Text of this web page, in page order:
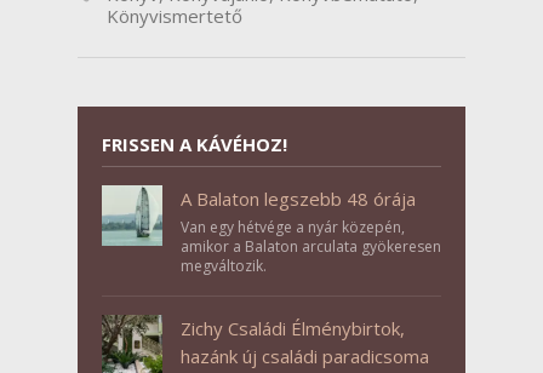
Könyvismertető
FRISSEN A KÁVÉHOZ!
A Balaton legszebb 48 órája
Van egy hétvége a nyár közepén,
amikor a Balaton arculata gyökeresen
megváltozik.
Zichy Családi Élménybirtok,
hazánk új családi paradicsoma